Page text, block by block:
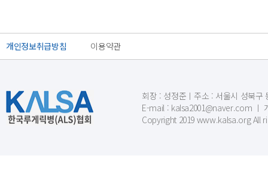
개인정보취급방침 이용약관
회장 : 성정준ㅣ주소 : 서울시 성북구
E-mail : kalsa2001@naver.com ㅣ
Copyright 2019 www.kalsa.org All